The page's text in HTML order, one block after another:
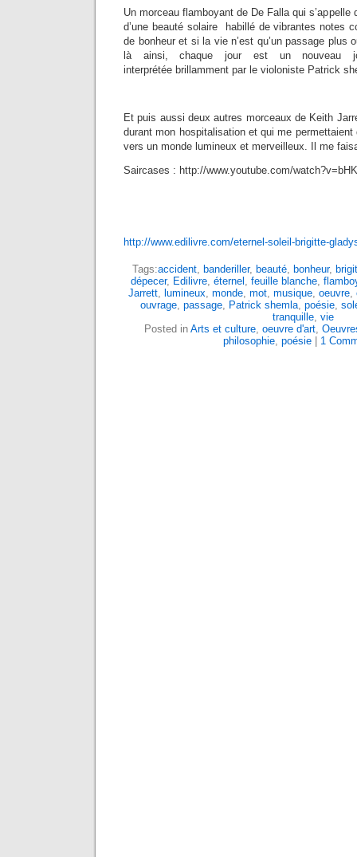
Un morceau flamboyant de De Falla qui
d’une beauté solaire habillé de vibrantes notes
de bonheur et si la vie n’est qu’un passage plus
là ainsi, chaque jour est un nouveau
interprétée brillamment par le violoniste Patrick
Et puis aussi deux autres morceaux de Keith
durant mon hospitalisation et qui me permettaient
vers un monde lumineux et merveilleux. Il me
Saircases : http://www.youtube.com/
http://www.edilivre.com/eternel-soleil-brigitte-
Tags:accident, banderiller, beauté, bonheur,
dépecer, Edilivre, éternel , feuille blanche,
Jarrett, lumineux, monde, mot, musique, oeuvre,
ouvrage, passage, Patrick shemla, poésie,
tranquille, vie
Posted in Arts et culture, oeuvre d'art,
philosophie, poésie 1